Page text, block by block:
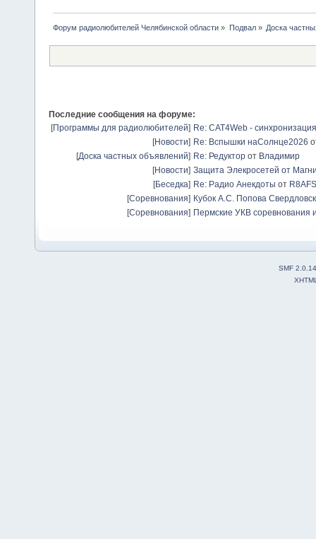
Форум радиолюбителей Челябинской области » Подвал» Доска
Последние сообщения на форуме:
[Программы для радиолюбителей] Re: CAT4Web -
[Новости] Re: Вспышки наСолнце2026
[Доска частных объявлений] Re: Редуктор от Владимир
[Новости] Защита Элекросетей от
[Беседка] Re: Радио Анекдоты от R8AFS
[Соревнования] Кубок А.С. Попова
[Соревнования] Пермские УКВ соревнования
SMF 2.0.14